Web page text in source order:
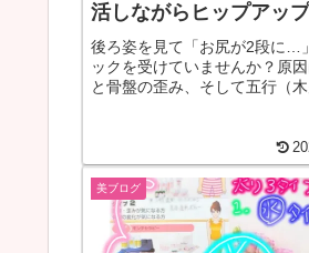
活しながらヒップアップ
後ろ姿を見て「お尻が2段に…
ックを受けていませんか？原因
と骨盤の歪み、そして五行（木
た温活ケアを取り入れて、キ
がった理想のヒップラインを
ましょう！
美ブログ